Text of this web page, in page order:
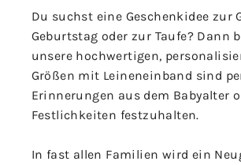
Du suchst eine Geschenkidee zur
Geburtstag oder zur Taufe? Dann
unsere hochwertigen,
Größen mit Leineneinband sind
Erinnerungen aus dem Babyalter
Festlichkeiten festzuhalten.
In fast allen Familien wird ein